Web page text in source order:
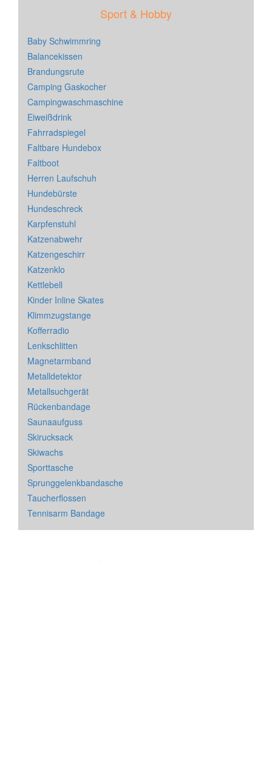
Sport & Hobby
Baby Schwimmring
Balancekissen
Brandungsrute
Camping Gaskocher
Campingwaschmaschine
Eiweißdrink
Fahrradspiegel
Faltbare Hundebox
Faltboot
Herren Laufschuh
Hundebürste
Hundeschreck
Karpfenstuhl
Katzenabwehr
Katzengeschirr
Katzenklo
Kettlebell
Kinder Inline Skates
Klimmzugstange
Kofferradio
Lenkschlitten
Magnetarmband
Metalldetektor
Metallsuchgerät
Rückenbandage
Saunaaufguss
Skirucksack
Skiwachs
Sporttasche
Sprunggelenkbandasche
Taucherflossen
Tennisarm Bandage